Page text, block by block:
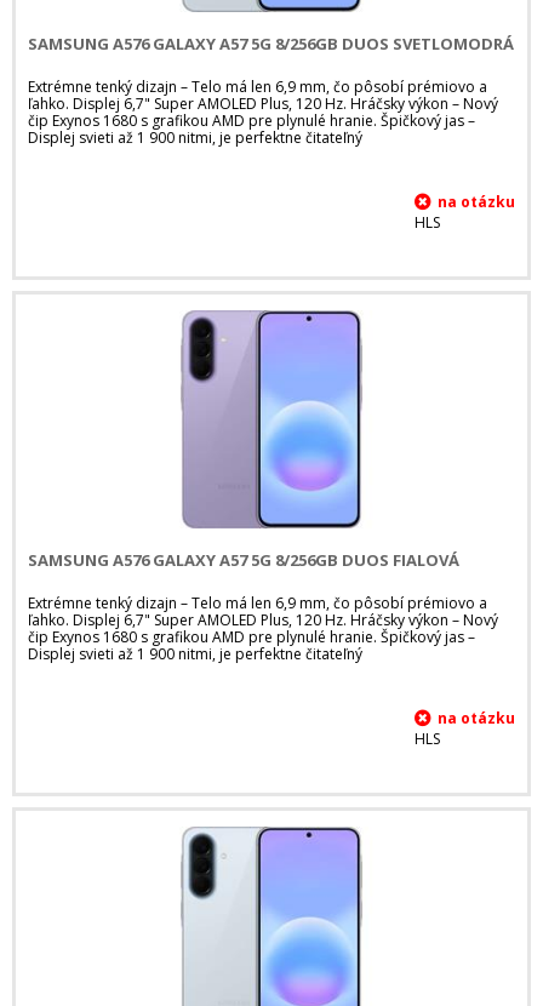
SAMSUNG A576 GALAXY A57 5G 8/256GB DUOS SVETLOMODRÁ
Extrémne tenký dizajn – Telo má len 6,9 mm, čo pôsobí prémiovo a
ľahko. Displej 6,7" Super AMOLED Plus, 120 Hz. Hráčsky výkon – Nový
čip Exynos 1680 s grafikou AMD pre plynulé hranie. Špičkový jas –
Displej svieti až 1 900 nitmi, je perfektne čitateľný
HLS
SAMSUNG A576 GALAXY A57 5G 8/256GB DUOS FIALOVÁ
Extrémne tenký dizajn – Telo má len 6,9 mm, čo pôsobí prémiovo a
ľahko. Displej 6,7" Super AMOLED Plus, 120 Hz. Hráčsky výkon – Nový
čip Exynos 1680 s grafikou AMD pre plynulé hranie. Špičkový jas –
Displej svieti až 1 900 nitmi, je perfektne čitateľný
HLS